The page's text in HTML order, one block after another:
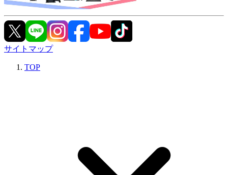
サイトマップ
TOP